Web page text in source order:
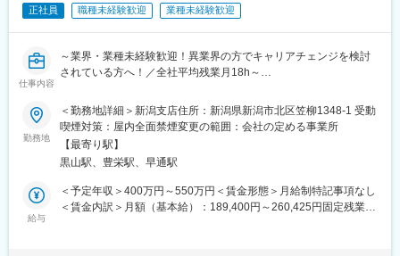
■仕事を通じて身に着けられる知見や経験：
2輪ブレーキという安全部品は、加工精度・表面処理品質・工程安
技術、表面処理技術、工程設計力、品質保証の知識など、ものづ
くりの基盤となるスキルをに身につけられます。
変更の範囲：会社の定める業務
よび関連ツール
■採用背景
新たに新潟市内に営業拠点（シェアオフィス予定）を開設し、地
げメンバーとしてエリアを担っていただける方を募集します。
■フォロー体制
営業課長が育成担当としてフォローいたします。全国拠点にいる
ベテラン社員とチャットやWeb会議などで常に繋がっており、逐
一コミュニケーションを取れる組織風土です。シェアオフィスで
の勤務でも孤立することなく、スムーズに業務をキャッチアップ
正社員 職種未経験歓迎 業種未経験歓迎
仕事内容
～業界・業種未経験歓迎！異業界の方でキャリアチェンジを検討
されている方へ！／全社平均残業月18h～
■企業概要
創業55年以上、2000名規模（全国拠点150か所・海外拠点）
売上高1000億以上を誇るレンタル業界のリーディングカンパニー
です。
業界をまたぐ多角経営の安定感と、年平均7%という高い成長率を
誇っています。
※レンタル業界とは？
勤務地
＜勤務地詳細＞新潟支店住所：新潟県新潟市北区笠柳1348-1 受動
喫煙対策：屋内全面禁煙変更の範囲：会社の定める事業所
【最寄り駅】
黒山駅、豊栄駅、早通駅
給与
＜予定年収＞400万円～550万円＜賃金形態＞月給制特記事項なし
＜賃金内訳＞月額（基本給）：189,400円～260,425円固定残業手